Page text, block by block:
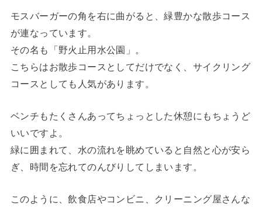
モスバーガーの角を右に曲がると、緑豊かな散歩コース
が連なっています。
その名も「野火止用水公園」。
こちらはお散歩コースとしてだけでなく、サイクリング
コースとしても人気があります。
ベンチもたくさんあってちょっとした休憩にもちょうど
いいですよ。
緑に囲まれて、水の流れを眺めていると自然と心が安ら
ぎ、時間を忘れてのんびりしてしまいます。
このように、飲食店やコンビニ、クリーニング屋さんな